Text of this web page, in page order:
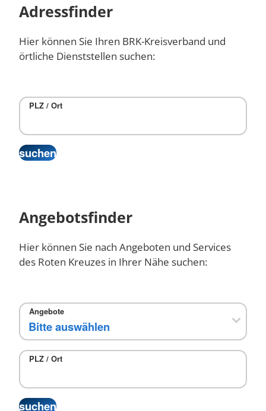
Adressfinder
Hier können Sie Ihren BRK-Kreisverband und
örtliche Dienststellen suchen:
PLZ / Ort
Angebotsfinder
Hier können Sie nach Angeboten und Services
des Roten Kreuzes in Ihrer Nähe suchen:
Angebote
PLZ / Ort